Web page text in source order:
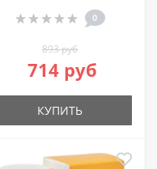
0
893 руб
714 руб
КУПИТЬ